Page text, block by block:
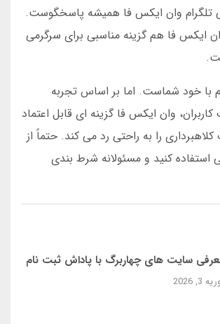
تلگرام وان ایکس فا همیشه پاسخگوست.
ایکس فا هم گزینه مناسبی برای سرگرمی
با خود شماست. اما بر اساس تجربه
وان ایکس فا گزینه ای قابل اعتماد
را به راحتی رد می کند. حتماً از
کنید و مسئولانه شرط بندی
سایت‌ های چهاربرگ با پاداش ثبت‌ نام
3, 2026